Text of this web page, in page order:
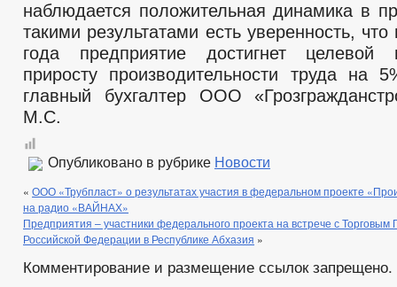
наблюдается положительная динамика в
такими результатами есть уверенность, что
года предприятие достигнет целевой
приросту производительности труда на
главный бухгалтер ООО
М.С.
Опубликовано в рубрике Новости
« ООО «Трубпласт» о результатах участия в федеральном проекте
на радио «ВАЙНАХ»
Предприятия – участники федерального проекта на встрече с Торговым
Российской Федерации в Республике Абхазия »
Комментирование и размещение ссылок запрещено.